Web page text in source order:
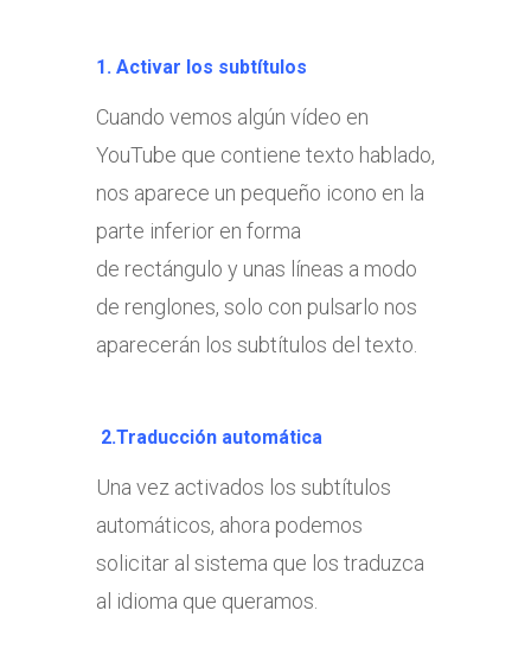
1. Activar los subtítulos
Cuando vemos algún vídeo en
YouTube que contiene texto hablado,
nos aparece un pequeño icono en la
parte inferior en forma
de rectángulo y unas líneas a modo
de renglones, solo con pulsarlo nos
aparecerán los subtítulos del texto.
2.Traducción automática
Una vez activados los subtítulos
automáticos, ahora podemos
solicitar al sistema que los traduzca
al idioma que queramos.